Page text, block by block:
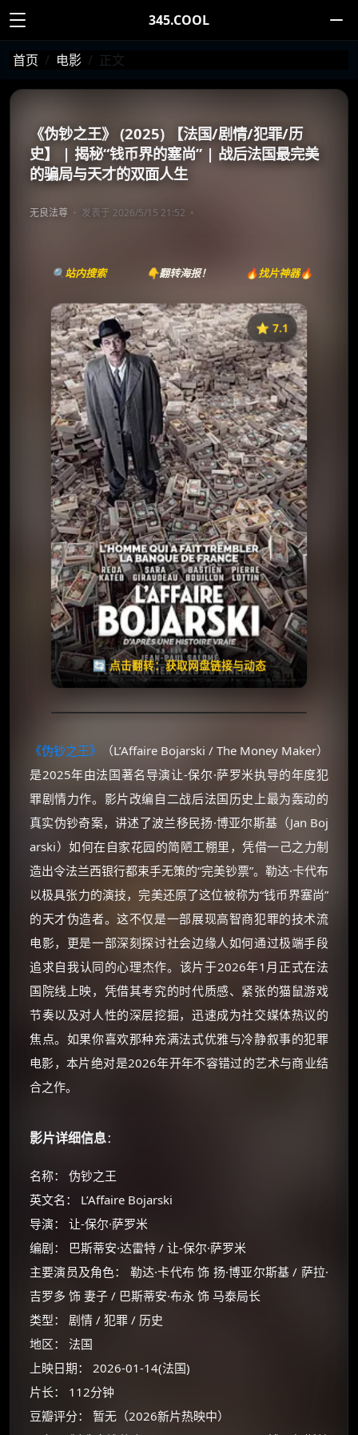
345.COOL
首页 电影 正文
《伪钞之王》 (2025) 【法国/剧情/犯罪/历
史】 | 揭秘“钱币界的塞尚” | 战后法国最完美
的骗局与天才的双面人生
无良法尊 发表于 2026/5/15 21:52
🔍站内搜索 👇翻转海报！ 🔥找片神器🔥
⭐️ 7.1
🔄 点击翻转：获取网盘链接与动态
《L’affaire Bojarski》
⭐
收藏
⭐️ 评分：7.1 | 🎬 2026年
夸克网盘
百度网盘
失效请反馈
🧧️
天天领红包
《伪钞之王》
（L’Affaire Bojarski / The Money Maker）
是2025年由法国著名导演让-保尔·萨罗米执导的年度犯
罪剧情力作。影片改编自二战后法国历史上最为轰动的
真实伪钞奇案，讲述了波兰移民扬·博亚尔斯基（Jan Boj
arski）如何在自家花园的简陋工棚里，凭借一己之力制
造出令法兰西银行都束手无策的“完美钞票”。勒达·卡代布
以极具张力的演技，完美还原了这位被称为“钱币界塞尚”
的天才伪造者。这不仅是一部展现高智商犯罪的技术流
电影，更是一部深刻探讨社会边缘人如何通过极端手段
追求自我认同的心理杰作。该片于2026年1月正式在法
国院线上映，凭借其考究的时代质感、紧张的猫鼠游戏
节奏以及对人性的深层挖掘，迅速成为社交媒体热议的
焦点。如果你喜欢那种充满法式优雅与冷静叙事的犯罪
电影，本片绝对是2026年开年不容错过的艺术与商业结
合之作。
影片详细信息：
名称： 伪钞之王
英文名： L’Affaire Bojarski
导演： 让-保尔·萨罗米
编剧： 巴斯蒂安·达雷特 / 让-保尔·萨罗米
主要演员及角色： 勒达·卡代布 饰 扬·博亚尔斯基 / 萨拉·
吉罗多 饰 妻子 / 巴斯蒂安·布永 饰 马泰局长
类型： 剧情 / 犯罪 / 历史
地区： 法国
上映日期： 2026-01-14(法国)
片长： 112分钟
豆瓣评分： 暂无（2026新片热映中）